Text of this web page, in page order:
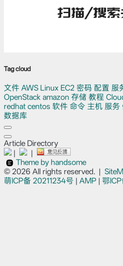
Tag cloud
文件 AWS Linux EC2 密码 配置 服
OpenStack amazon 存储 教程
redhat centos 软件 命令 主机 服务
数据库
Article Directory
|
|
Theme by handsome
© 2026 All rights reserved. |
萌ICP备 20211234号 | AMP | 鄂